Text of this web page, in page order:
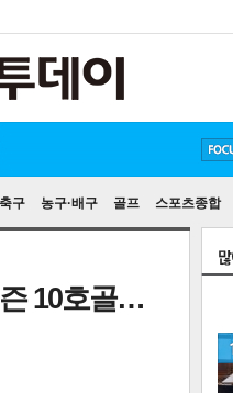
구 농구·배구 골프 스포츠종합
방탄소년단
손흥민
유아인
송중기
10호골…